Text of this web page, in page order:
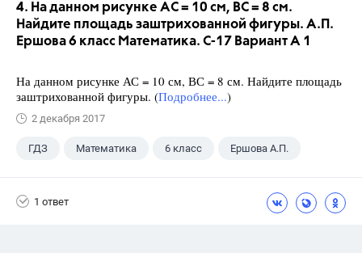
4. На данном рисунке АС = 10 см, ВС = 8 см.
Найдите площадь заштрихованной фигуры. А.П.
Ершова 6 класс Математика. С-17 Вариант А 1
На данном рисунке АС = 10 см, ВС = 8 см. Найдите площадь
заштрихованной фигуры. (Подробнее...)
2 декабря 2017
ГДЗ Математика 6 класс Ершова А.П.
1 ответ